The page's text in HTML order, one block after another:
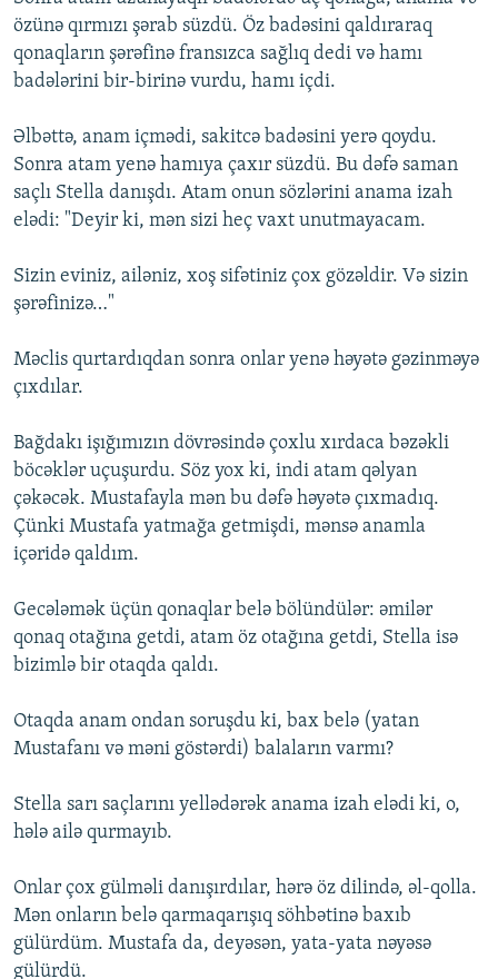
özünə qırmızı şərab süzdü. Öz badəsini qaldıraraq
qonaqların şərəfinə fransızca sağlıq dedi və hamı
badələrini bir-birinə vurdu, hamı içdi.
Əlbəttə, anam içmədi, sakitcə badəsini yerə qoydu.
Sonra atam yenə hamıya çaxır süzdü. Bu dəfə saman
saçlı Stella danışdı. Atam onun sözlərini anama izah
elədi: "Deyir ki, mən sizi heç vaxt unutmayacam.
Sizin eviniz, ailəniz, xoş sifətiniz çox gözəldir. Və sizin
şərəfinizə…"
Məclis qurtardıqdan sonra onlar yenə həyətə gəzinməyə
çıxdılar.
Bağdakı işığımızın dövrəsində çoxlu xırdaca bəzəkli
böcəklər uçuşurdu. Söz yox ki, indi atam qəlyan
çəkəcək. Mustafayla mən bu dəfə həyətə çıxmadıq.
Çünki Mustafa yatmağa getmişdi, mənsə anamla
içəridə qaldım.
Gecələmək üçün qonaqlar belə bölündülər: əmilər
qonaq otağına getdi, atam öz otağına getdi, Stella isə
bizimlə bir otaqda qaldı.
Otaqda anam ondan soruşdu ki, bax belə (yatan
Mustafanı və məni göstərdi) balaların varmı?
Stella sarı saçlarını yellədərək anama izah elədi ki, o,
hələ ailə qurmayıb.
Onlar çox gülməli danışırdılar, hərə öz dilində, əl-qolla.
Mən onların belə qarmaqarışıq söhbətinə baxıb
gülürdüm. Mustafa da, deyəsən, yata-yata nəyəsə
gülürdü.